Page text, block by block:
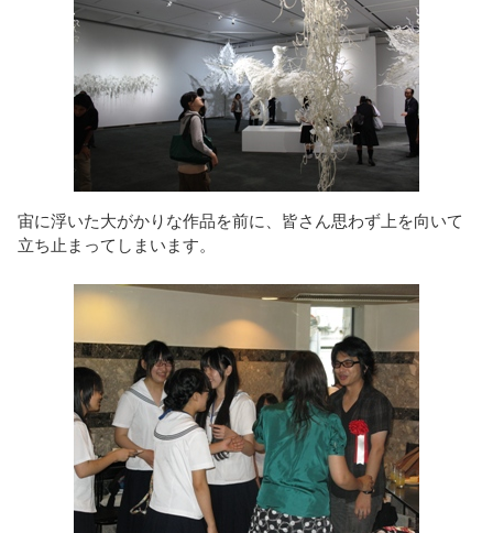
宙に浮いた大がかりな作品を前に、皆さん思わず上を向いて
立ち止まってしまいます。